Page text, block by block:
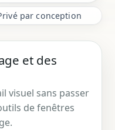
par conception
et des
visuel sans passer
de fenêtres